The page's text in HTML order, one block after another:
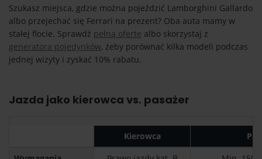
Szukasz miejsca, gdzie można pojeździć Lamborghini Gallardo
albo przejechać się Ferrari na prezent? Oba auta mamy w
stałej flocie. Sprawdź pełną ofertę albo skorzystaj z
generatora pojedynków, żeby porównać kilka modeli podczas
jednej wizyty i zyskać 10% rabatu.
Jazda jako kierowca vs. pasażer
Kierowca